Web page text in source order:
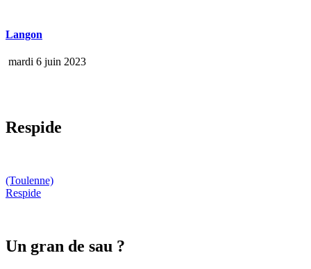
Langon
mardi 6 juin 2023
Respide
(Toulenne)
Respide
Un gran de sau ?